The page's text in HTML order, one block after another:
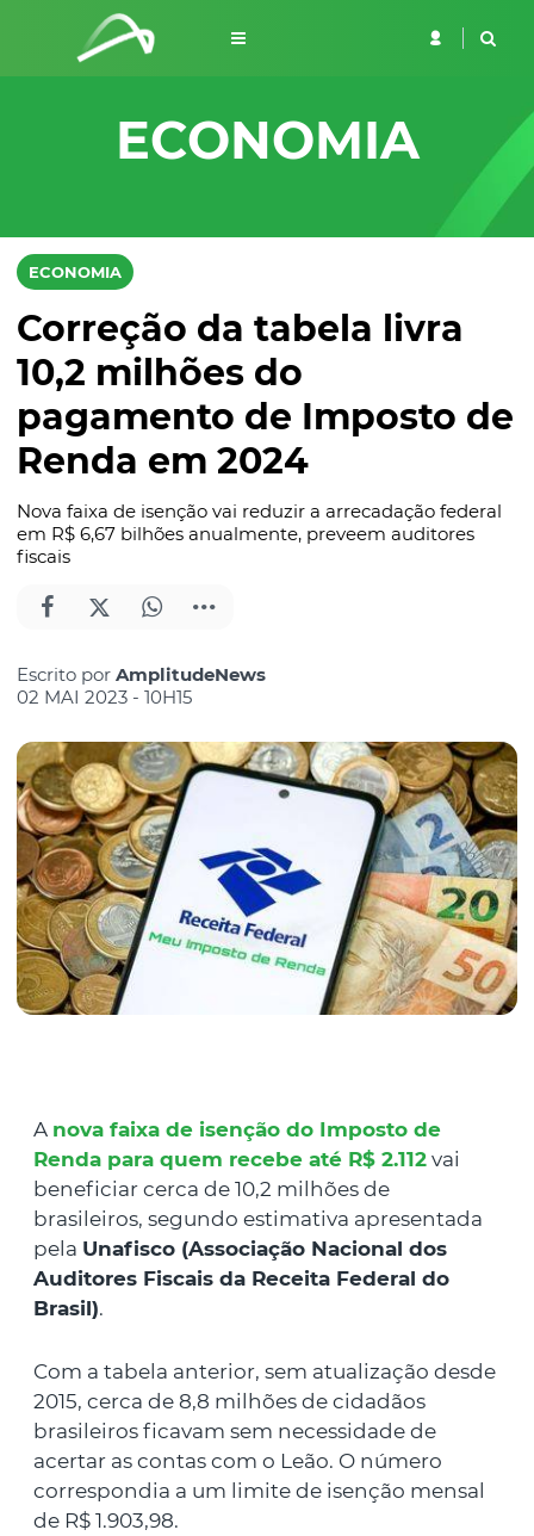
ECONOMIA
ECONOMIA
Correção da tabela livra
10,2 milhões do
pagamento de Imposto de
Renda em 2024
Nova faixa de isenção vai reduzir a arrecadação federal
em R$ 6,67 bilhões anualmente, preveem auditores
fiscais
Escrito por AmplitudeNews
02 MAI 2023 - 10H15
A nova faixa de isenção do Imposto de
Renda para quem recebe até R$ 2.112 vai
beneficiar cerca de 10,2 milhões de
brasileiros, segundo estimativa apresentada
pela Unafisco (Associação Nacional dos
Auditores Fiscais da Receita Federal do
Brasil).
Com a tabela anterior, sem atualização desde
2015, cerca de 8,8 milhões de cidadãos
brasileiros ficavam sem necessidade de
acertar as contas com o Leão. O número
correspondia a um limite de isenção mensal
de R$ 1.903,98.